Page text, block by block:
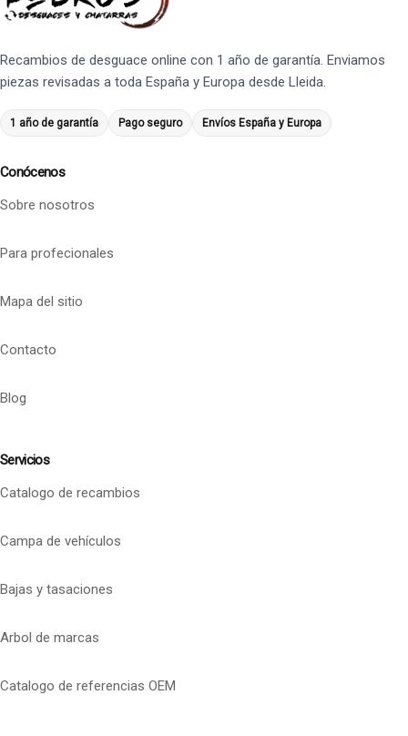
Recambios de desguace online con 1 año de garantía. Enviamos
piezas revisadas a toda España y Europa desde Lleida.
1 año de garantía Pago seguro Envíos España y Europa
Conócenos
Sobre nosotros
Para profecionales
Mapa del sitio
Contacto
Blog
Servicios
Catalogo de recambios
Campa de vehículos
Bajas y tasaciones
Arbol de marcas
Catalogo de referencias OEM